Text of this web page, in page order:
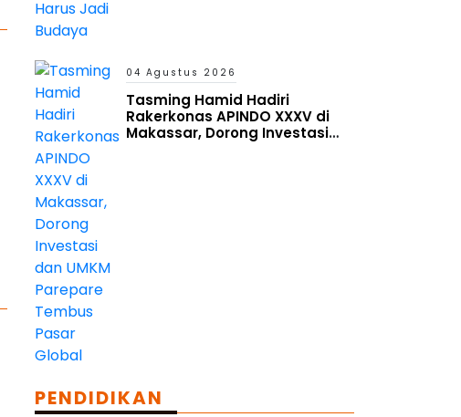
04 Agustus 2026
Tasming Hamid Hadiri
Rakerkonas APINDO XXXV di
Makassar, Dorong Investasi
PENDIDIKAN